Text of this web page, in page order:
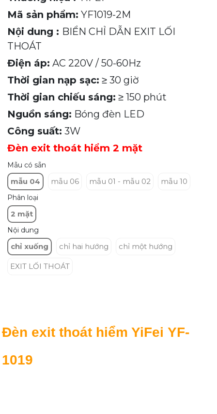
Mã sản phẩm: YF1019-2M
Nội dung : BIỂN CHỈ DẪN EXIT LỐI
THOÁT
Điện áp: AC 220V / 50-60Hz
Thời gian nạp sạc: ≥ 30 giờ
Thời gian chiếu sáng: ≥ 150 phút
Nguồn sáng: Bóng đèn LED
Công suất: 3W
Đèn exit thoát hiểm 2 mặt
Mẫu có sẵn
mẫu 04 mẫu 06 mẫu 01 - mẫu 02 mẫu 10
Phân loại
2 mặt
Nội dung
chỉ xuống chỉ hai hướng chỉ một hướng
EXIT LỐI THOÁT
Đèn exit thoát hiểm YiFei YF-
1019